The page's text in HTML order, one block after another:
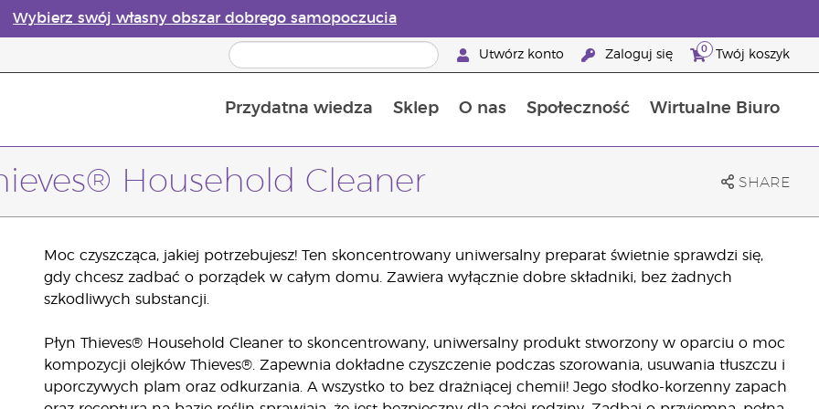
Wybierz swój własny obszar dobrego samopoczucia
Utwórz konto Zaloguj się 0 Twój koszyk
Przydatna wiedza Sklep O nas Społeczność Wirtualne Biuro
Household Cleaner SHARE
Moc czyszcząca, jakiej potrzebujesz! Ten skoncentrowany uniwersalny preparat świetnie sprawdzi się,
gdy chcesz zadbać o porządek w całym domu. Zawiera wyłącznie dobre składniki, bez żadnych
szkodliwych substancji.
Płyn Thieves® Household Cleaner to skoncentrowany, uniwersalny produkt stworzony w oparciu o moc
kompozycji olejków Thieves®. Zapewnia dokładne czyszczenie podczas szorowania, usuwania tłuszczu i
uporczywych plam oraz odkurzania. A wszystko to bez drażniącej chemii! Jego słodko-korzenny zapach